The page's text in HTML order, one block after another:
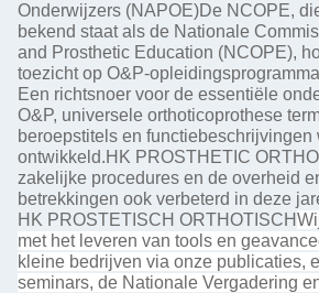
Onderwijzers (NAPOE)De NCOPE,
bekend staat als de Nationale
and Prosthetic Education (NCOPE),
toezicht op O&P-
Een richtsnoer voor de essentiële
O&P, universele orthoticoprothese
beroepstitels en functiebeschrijvingen
ontwikkeld.HK PROSTHETIC
zakelijke procedures en de overheid
betrekkingen ook verbeterd in deze
HK PROSTETISCH ORTHOTISCH
met het leveren van tools en
kleine bedrijven via onze publicaties,
seminars, de Nationale Vergadering